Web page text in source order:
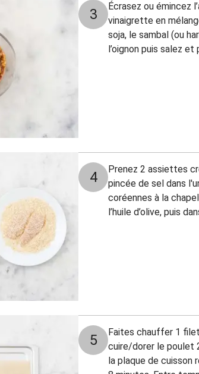
3 Écrasez ou émincez
vinaigrette en
soja, le sambal (ou
l’oignon puis salez
4
Prenez 2 assiettes
pincée de sel dans
coréennes à la
l’huile d’olive, puis
5
Faites chauffer 1 filet
cuire/dorer le poulet
la plaque de cuisson